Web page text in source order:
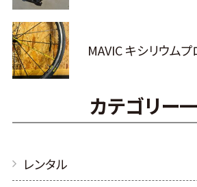
MAVIC キシリウム
カテゴリー
レンタル